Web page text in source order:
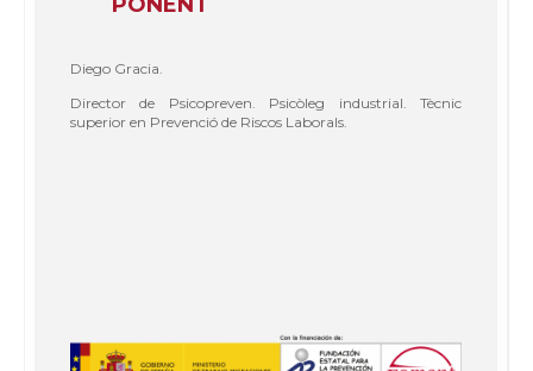
Diego Gracia.
Director de Psicopreven. Psicòleg industrial. Tècnic
superior en Prevenció de Riscos Laborals.